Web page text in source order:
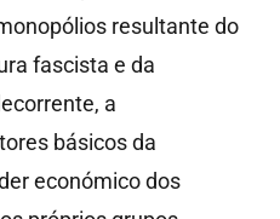
resultante do
fascista e da
a
básicos da
económico dos